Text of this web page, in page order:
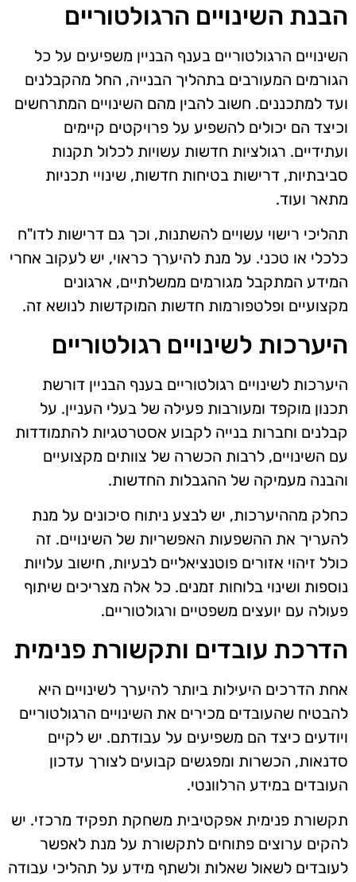
הבנת השינויים הרגולטוריים
השינויים הרגולטוריים בענף הבניין משפיעים על כל
הגורמים המעורבים בתהליך הבנייה, החל מהקבלנים
ועד למתכננים. חשוב להבין מהם השינויים המתרחשים
וכיצד הם יכולים להשפיע על פרויקטים קיימים
ועתידיים. רגולציות חדשות עשויות לכלול תקנות
סביבתיות, דרישות בטיחות חדשות, שינויי תכניות
מתאר ועוד.
תהליכי רישוי עשויים להשתנות, וכך גם דרישות לדו"ח
כלכלי או טכני. על מנת להיערך כראוי, יש לעקוב אחרי
המידע המתקבל מגורמים ממשלתיים, ארגונים
מקצועיים ופלטפורמות חדשות המוקדשות לנושא זה.
היערכות לשינויים רגולטוריים
היערכות לשינויים רגולטוריים בענף הבניין דורשת
תכנון מוקפד ומעורבות פעילה של בעלי העניין. על
קבלנים וחברות בנייה לקבוע אסטרטגיות להתמודדות
עם השינויים, לרבות הכשרה של צוותים מקצועיים
והבנה מעמיקה של ההגבלות החדשות.
כחלק מההיערכות, יש לבצע ניתוח סיכונים על מנת
להעריך את ההשפעות האפשריות של השינויים. זה
כולל זיהוי אזורים פוטנציאליים לבעיות, חישוב עלויות
נוספות ושינוי בלוחות זמנים. כל אלה מצריכים שיתוף
פעולה עם יועצים משפטיים ורגולטוריים.
הדרכת עובדים ותקשורת פנימית
אחת הדרכים היעילות ביותר להיערך לשינויים היא
להבטיח שהעובדים מכירים את השינויים הרגולטוריים
ויודעים כיצד הם משפיעים על עבודתם. יש לקיים
סדנאות, הכשרות ומפגשים קבועים לצורך עדכון
העובדים במידע הרלוונטי.
תקשורת פנימית אפקטיבית משחקת תפקיד מרכזי. יש
להקים ערוצים פתוחים לתקשורת על מנת לאפשר
לעובדים לשאול שאלות ולשתף מידע על תהליכי עבודה